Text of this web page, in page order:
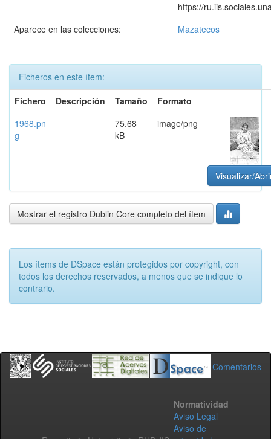
https://
Aparece en las colecciones:
Mazatecos
Ficheros en este ítem:
Fichero
Descripción Tamaño
Formato
1968.pn
g
75.68
kB
image/png
Visualizar/
Mostrar el registro Dublin Core completo del ítem
Los ítems de DSpace están protegidos por copyright, con
todos los derechos reservados, a menos que se indique lo
contrario.
Comentarios
Normatividad
Aviso Legal
Aviso de